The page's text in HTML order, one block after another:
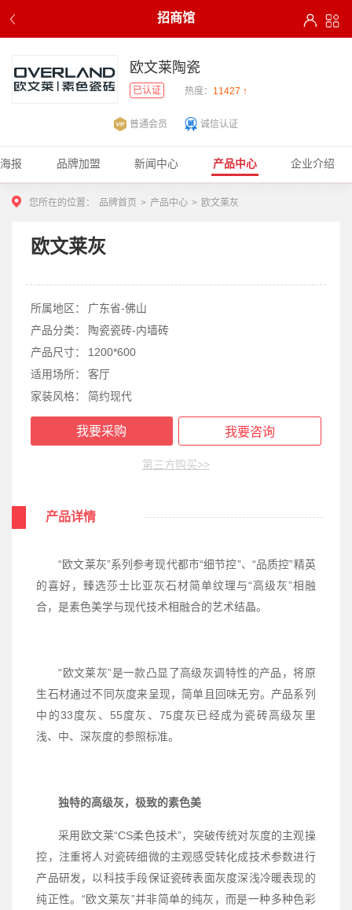
招商馆
欧文莱陶瓷
已认证 热度： 11427 ↑
普通会员 诚信认证
报 品牌加盟 新闻中心 产品中心 企业介绍
您所在的位置： 品牌首页 > 产品中心 > 欧文莱灰
1 2 3
欧文莱灰
所属地区：
广东省-佛山
产品分类：
陶瓷瓷砖-内墙砖
产品尺寸：
1200*600
适用场所：
客厅
家装风格：
简约现代
我要采购 我要咨询
第三方购买>>
产品详情
“欧文莱灰”系列参考现代都市“细节控”、“品质控”精英
的喜好，臻选莎士比亚灰石材简单纹理与“高级灰”相融
合，是素色美学与现代技术相融合的艺术结晶。
“欧文莱灰”是一款凸显了高级灰调特性的产品，将原
生石材通过不同灰度来呈现，简单且回味无穷。产品系列
中的33度灰、55度灰、75度灰已经成为瓷砖高级灰里
浅、中、深灰度的参照标准。
独特的高级灰，极致的素色美
采用欧文莱“CS柔色技术”，突破传统对灰度的主观操
控，注重将人对瓷砖细微的主观感受转化成技术参数进行
产品研发，以科技手段保证瓷砖表面灰度深浅冷暖表现的
纯正性。“欧文莱灰”并非简单的纯灰，而是一种多种色彩